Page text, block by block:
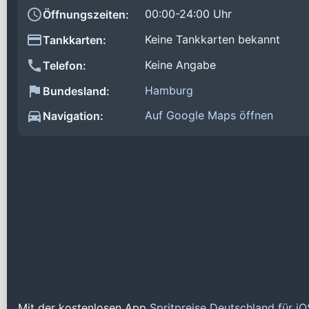
Öffnungszeiten:
00:00-24:00 Uhr
Tankkarten:
Keine Tankkarten bekannt
Telefon:
Keine Angabe
Bundesland:
Hamburg
Navigation:
Auf Google Maps öffnen